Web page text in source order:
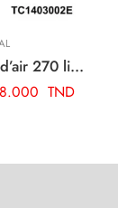
TOTAL compresseur d’air 270 litre TC1403002E
TND